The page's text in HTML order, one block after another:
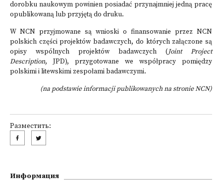
dorobku naukowym powinien posiadać przynajmniej jedną pracę
opublikowaną lub przyjętą do druku.
W NCN przyjmowane są wnioski o finansowanie przez NCN
polskich części projektów badawczych, do których załączone są
opisy wspólnych projektów badawczych (Joint Project
Description, JPD), przygotowane we współpracy pomiędzy
polskimi i litewskimi zespołami badawczymi.
(na podstawie informacji publikowanych na stronie NCN)
Разместить:
Информация